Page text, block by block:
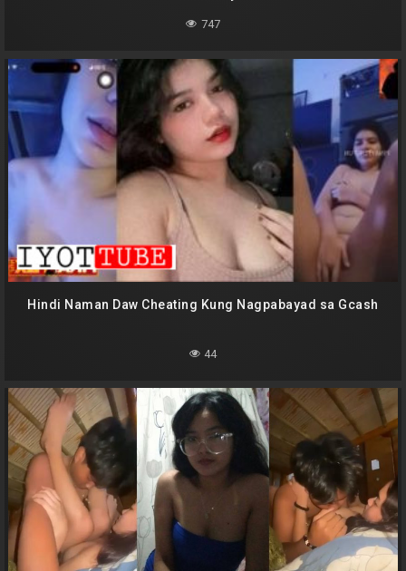
747
Hindi Naman Daw Cheating Kung Nagpabayad sa Gcash
44